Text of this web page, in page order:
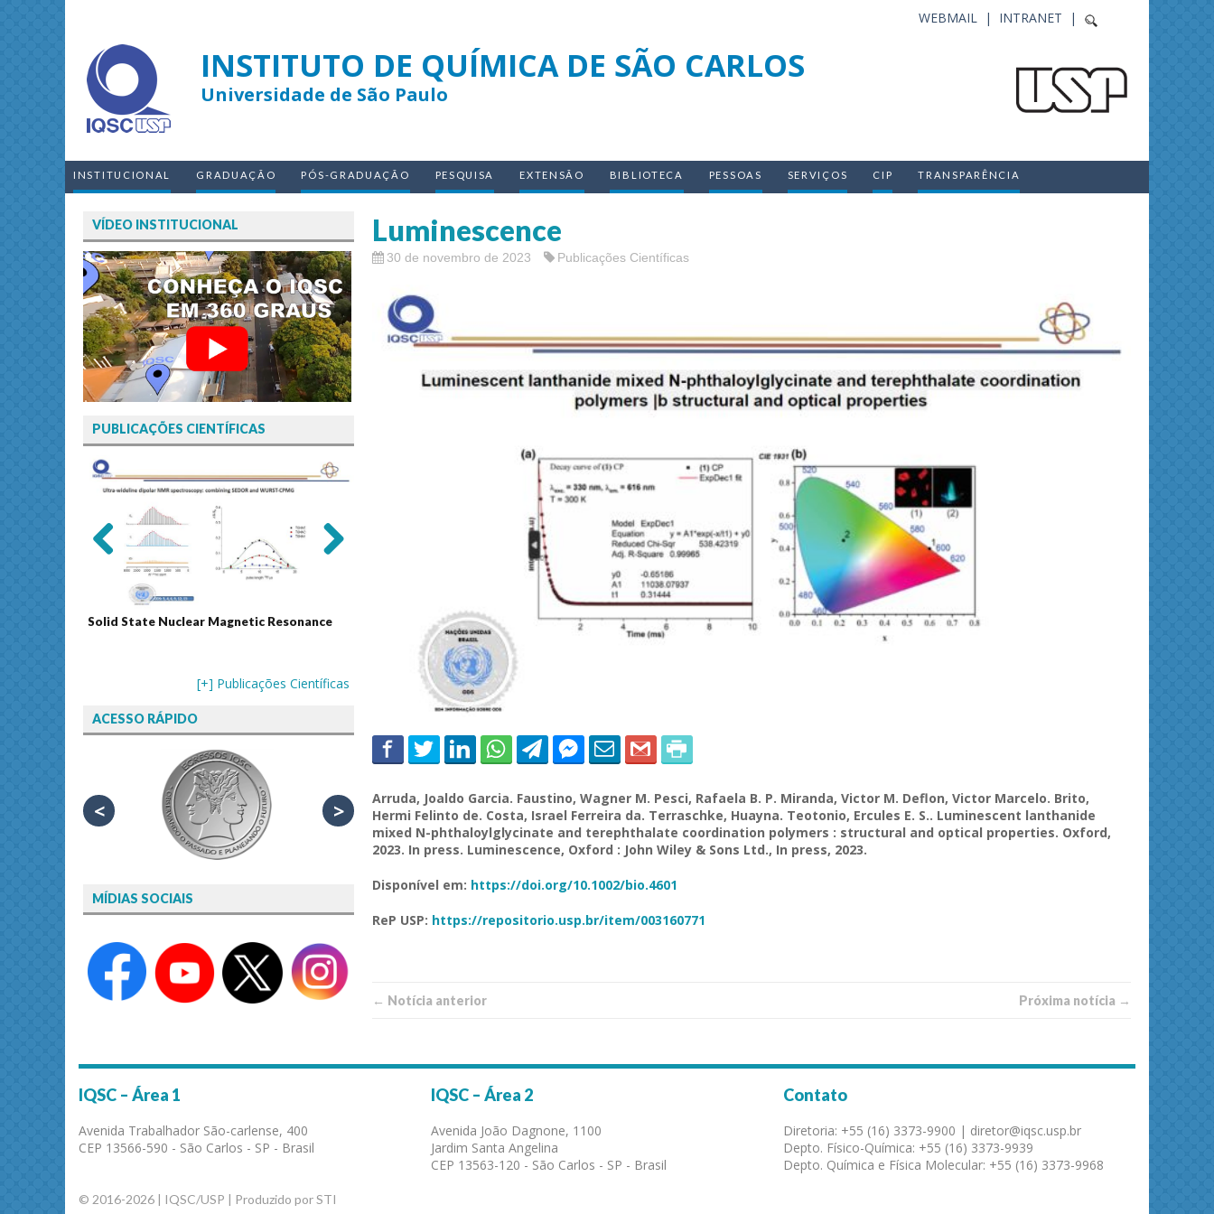
INTRANET |
WEBMAIL |
INSTITUTO DE QUÍMICA DE SÃO CARLOS
Universidade de São Paulo
INSTITUCIONAL GRADUAÇÃO PÓS-GRADUAÇÃO PESQUISA EXTENSÃO BIBLIOTECA PESSOAS SERVIÇOS CIP TRANSPARÊNCIA
Luminescence
30 de novembro de 2023 Publicações Científicas
Arruda, Joaldo Garcia. Faustino, Wagner M. Pesci, Rafaela B. P. Miranda, Victor M. Deflon, Victor Marcelo. Brito,
Hermi Felinto de. Costa, Israel Ferreira da. Terraschke, Huayna. Teotonio, Ercules E. S.. Luminescent lanthanide
mixed N-phthaloylglycinate and terephthalate coordination polymers : structural and optical properties. Oxford,
2023. In press. Luminescence, Oxford : John Wiley & Sons Ltd., In press, 2023.
Disponível em: https://doi.org/10.1002/bio.4601
ReP USP: https://repositorio.usp.br/item/003160771
← Notí­cia anterior Próxima notí­­cia →
VÍDEO INSTITUCIONAL
PUBLICAÇÕES CIENTÍFICAS
Solid State Nuclear Magnetic Resonance Journal of Separation Science
Sustainable Energy Technologies and
Assessments
Journal of Molecular Liquids
[+] Publicações Científicas
ACESSO RÁPIDO
< >
MÍDIAS SOCIAIS
IQSC – Área 1
Avenida Trabalhador São-carlense, 400
CEP 13566-590 - São Carlos - SP - Brasil
IQSC – Área 2
Avenida João Dagnone, 1100
Jardim Santa Angelina
CEP 13563-120 - São Carlos - SP - Brasil
Contato
Diretoria: +55 (16) 3373-9900 | diretor@iqsc.usp.br
Depto. Físico-Química: +55 (16) 3373-9939
Depto. Química e Física Molecular: +55 (16) 3373-9968
© 2016-2026 | IQSC/USP | Produzido por STI